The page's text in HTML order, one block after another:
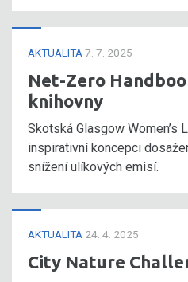
AKTUALITA 7. 7. 2025
Net-Zero
knihovny
Skotská Glasgow Women’s
inspirativní koncepci
snížení ulíkových emisí.
AKTUALITA 24. 4. 2025
City Nature